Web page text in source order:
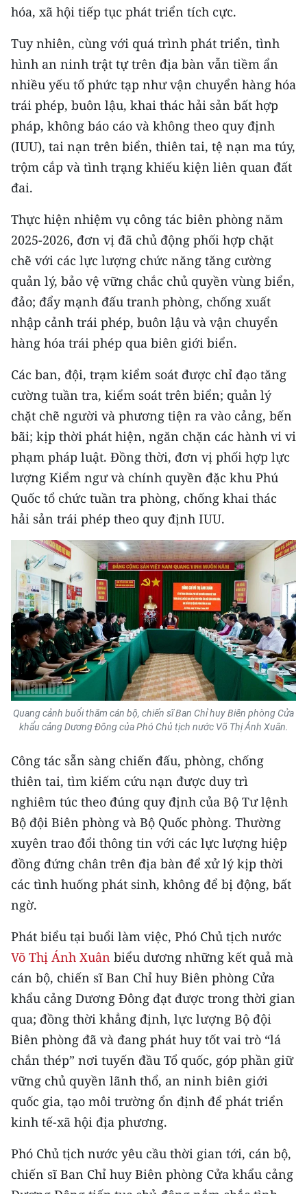
MEDIA CENTER
E-Magazine
Video
Media Chính trị
Media Kinh tế
Media Văn hóa
Media Xã hội
Media Pháp luật
Media Du lịch
Media Thế giới
Media Thể thao
Media Giáo dục
Media Y tế
Media Khoa học - Công nghệ
Media Môi trường
Ảnh
Infographic
TIN MỚI
TIN ĐỊA PHƯƠNG
Trung du và miền núi phía Bắc
Đồng bằng sông Hồng
Bắc Trung Bộ
Nguyên
Đông Nam Bộ
Đồng bằng sông Cửu Long
Chuyên trang Hà Nội
Chuyên trang TP. Hồ Chí Minh
CHUYÊN ĐỀ
CÁC CHUYÊN TRANG
VỀ BÁO NHÂN DÂN
THỜI NAY
NHÂN DÂN CUỐI TUẦN
NHÂN DÂN HẰNG THÁNG
MUA BÁO
ĐỌC BÁO IN
hóa, xã hội tiếp tục phát triển tích cực.
Tuy nhiên, cùng với quá trình phát triển, tình
hình an ninh trật tự trên địa bàn vẫn tiềm ẩn
nhiều yếu tố phức tạp như vận chuyển hàng hóa
trái phép, buôn lậu, khai thác hải sản bất hợp
pháp, không báo cáo và không theo quy định
(IUU), tai nạn trên biển, thiên tai, tệ nạn ma túy,
trộm cắp và tình trạng khiếu kiện liên quan đất
đai.
Thực hiện nhiệm vụ công tác biên phòng năm
2025-2026, đơn vị đã chủ động phối hợp chặt
chẽ với các lực lượng chức năng tăng cường
quản lý, bảo vệ vững chắc chủ quyền vùng biển,
đảo; đẩy mạnh đấu tranh phòng, chống xuất
nhập cảnh trái phép, buôn lậu và vận chuyển
hàng hóa trái phép qua biên giới biển.
Các ban, đội, trạm kiểm soát được chỉ đạo tăng
cường tuần tra, kiểm soát trên biển; quản lý
chặt chẽ người và phương tiện ra vào cảng, bến
bãi; kịp thời phát hiện, ngăn chặn các hành vi vi
phạm pháp luật. Đồng thời, đơn vị phối hợp lực
lượng Kiểm ngư và chính quyền đặc khu Phú
Quốc tổ chức tuần tra phòng, chống khai thác
hải sản trái phép theo quy định IUU.
Quang cảnh buổi thăm cán bộ, chiến sĩ Ban Chỉ huy Biên phòng Cửa
khẩu cảng Dương Đông của Phó Chủ tịch nước Võ Thị Ánh Xuân.
Công tác sẵn sàng chiến đấu, phòng, chống
thiên tai, tìm kiếm cứu nạn được duy trì
nghiêm túc theo đúng quy định của Bộ Tư lệnh
Bộ đội Biên phòng và Bộ Quốc phòng. Thường
xuyên trao đổi thông tin với các lực lượng hiệp
đồng đứng chân trên địa bàn để xử lý kịp thời
các tình huống phát sinh, không để bị động, bất
ngờ.
Phát biểu tại buổi làm việc, Phó Chủ tịch nước
Võ Thị Ánh Xuân biểu dương những kết quả mà
cán bộ, chiến sĩ Ban Chỉ huy Biên phòng Cửa
khẩu cảng Dương Đông đạt được trong thời gian
qua; đồng thời khẳng định, lực lượng Bộ đội
Biên phòng đã và đang phát huy tốt vai trò “lá
chắn thép” nơi tuyến đầu Tổ quốc, góp phần giữ
vững chủ quyền lãnh thổ, an ninh biên giới
quốc gia, tạo môi trường ổn định để phát triển
kinh tế-xã hội địa phương.
Phó Chủ tịch nước yêu cầu thời gian tới, cán bộ,
chiến sĩ Ban Chỉ huy Biên phòng Cửa khẩu cảng